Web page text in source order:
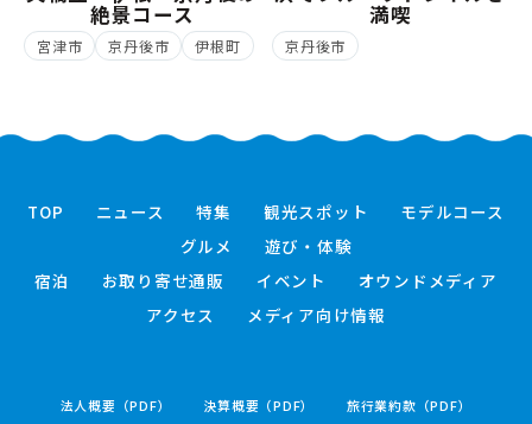
絶景コース
宮津市 京丹後市 伊根町
満喫
京丹後市
TOP ニュース 特集 観光スポット
モデルコース
グルメ
遊び・体験
宿泊
お取り寄せ通販 イベント
オウンドメディア
アクセス
メディア向け情報
法人概要（PDF） 決算概要（PDF）
旅行業約款（PDF）